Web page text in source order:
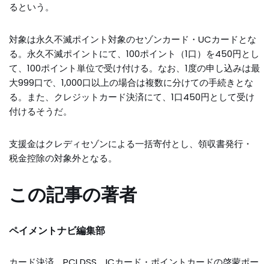
るという。
対象は永久不滅ポイント対象のセゾンカード・UCカードとな
る。永久不滅ポイントにて、100ポイント（1口）を450円とし
て、100ポイント単位で受け付ける。なお、1度の申し込みは最
大999口で、1,000口以上の場合は複数に分けての手続きとな
る。また、クレジットカード決済にて、1口450円として受け
付けるそうだ。
支援金はクレディセゾンによる一括寄付とし、領収書発行・
税金控除の対象外となる。
この記事の著者
ペイメントナビ編集部